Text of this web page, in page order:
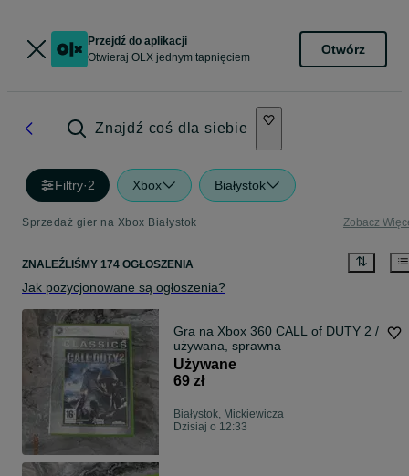
Przejdź do aplikacji
Otwieraj OLX jednym tapnięciem
Otwórz
Znajdź coś dla siebie
Filtry·2 Xbox Białystok
Sprzedaż gier na Xbox Białystok Zobacz
ZNALEŹLIŚMY 174 OGŁOSZENIA
Jak pozycjonowane są ogłoszenia?
Gra na Xbox 360 CALL of DUTY 2 /
używana, sprawna
Używane
69 zł
Białystok, Mickiewicza
Dzisiaj o 12:33